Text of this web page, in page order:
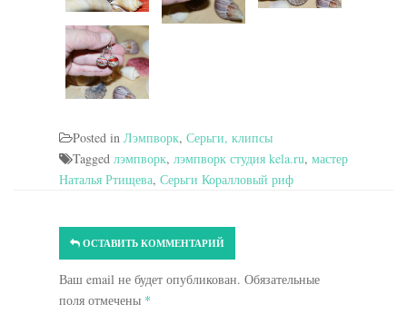
Posted in Лэмпворк, Серьги, клипсы
Tagged лэмпворк, лэмпворк студия kela.ru, мастер
Наталья Ртищева, Серьги Коралловый риф
ОСТАВИТЬ КОММЕНТАРИЙ
Ваш email не будет опубликован. Обязательные
поля отмечены *